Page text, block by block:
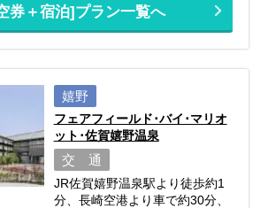
券＋宿泊]プラン一覧へ
嬉野
フェアフィールド･バイ･マリオ
ット･佐賀嬉野温泉
交 通
JR佐賀嬉野温泉駅より徒歩約1
分、長崎空港より車で約30分、